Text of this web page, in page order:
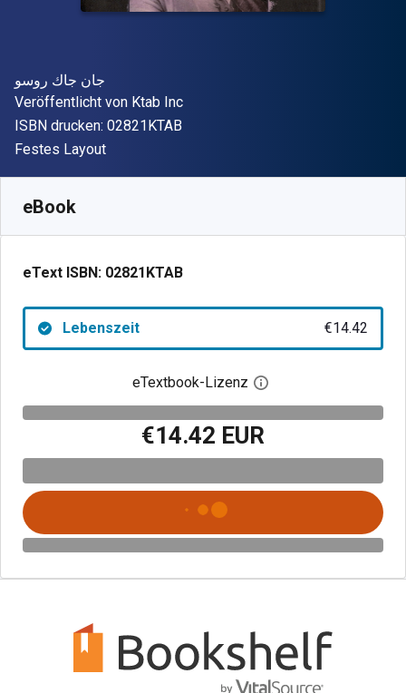
Autor(en)
جان جاك روسو
Verleger
Veröffentlicht von Ktab Inc
ISBN drucken: 02821KTAB
Format
Festes Layout
eBook
eText ISBN: 02821KTAB
Lebenszeit €14.42
eTextbook-Lizenz Digitalen
€14.42 EUR